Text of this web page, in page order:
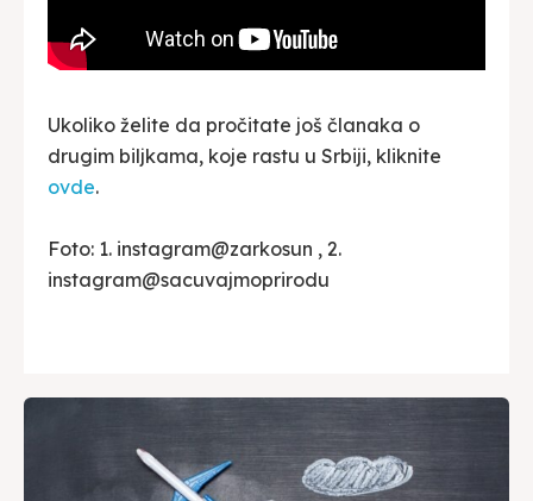
Ukoliko želite da pročitate još članaka o
drugim biljkama, koje rastu u Srbiji, kliknite
ovde.
Foto: 1. instagram@zarkosun , 2.
instagram@sacuvajmoprirodu